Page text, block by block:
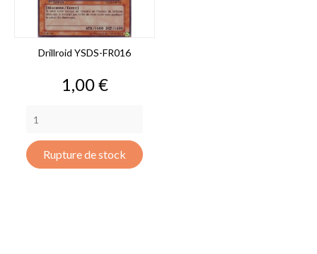
Drillroid YSDS-FR016
Prix
1,00 €
Rupture de stock